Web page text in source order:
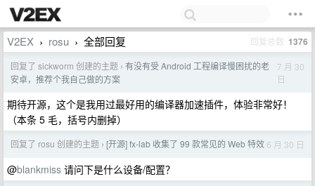
V2EX › rosu › 全部回复 回复总数 1376
回复了 sickworm 创建的主题 › 有没有受 Android 工程编译慢困扰的老
安卓，推荐个我自己做的方案
7 月 30
日
期待开源，这个是我用过最好用的编译器加速插件，体验非常好！
（本条 5 毛，括号内删掉）
回复了 rosu 创建的主题 › [开源] fx-lab 收集了 99 款常见的 Web 特效 6 月 30 日
@blankmiss 请问下是什么设备/配置？